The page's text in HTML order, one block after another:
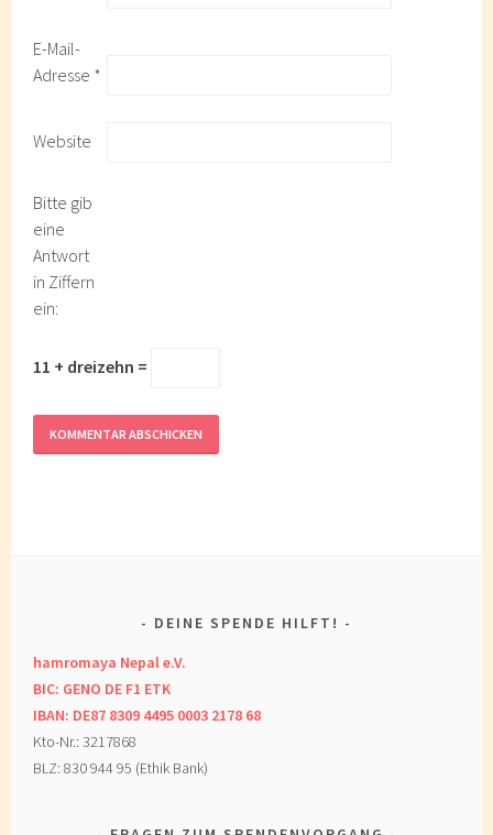
E-Mail-
Adresse *
Website
Bitte gib
eine
Antwort
in Ziffern
ein:
11 + dreizehn =
DEINE SPENDE HILFT!
hamromaya Nepal e.V.
BIC: GENO DE F1 ETK
IBAN: DE87 8309 4495 0003 2178 68
Kto-Nr.: 3217868
BLZ: 830 944 95 (Ethik Bank)